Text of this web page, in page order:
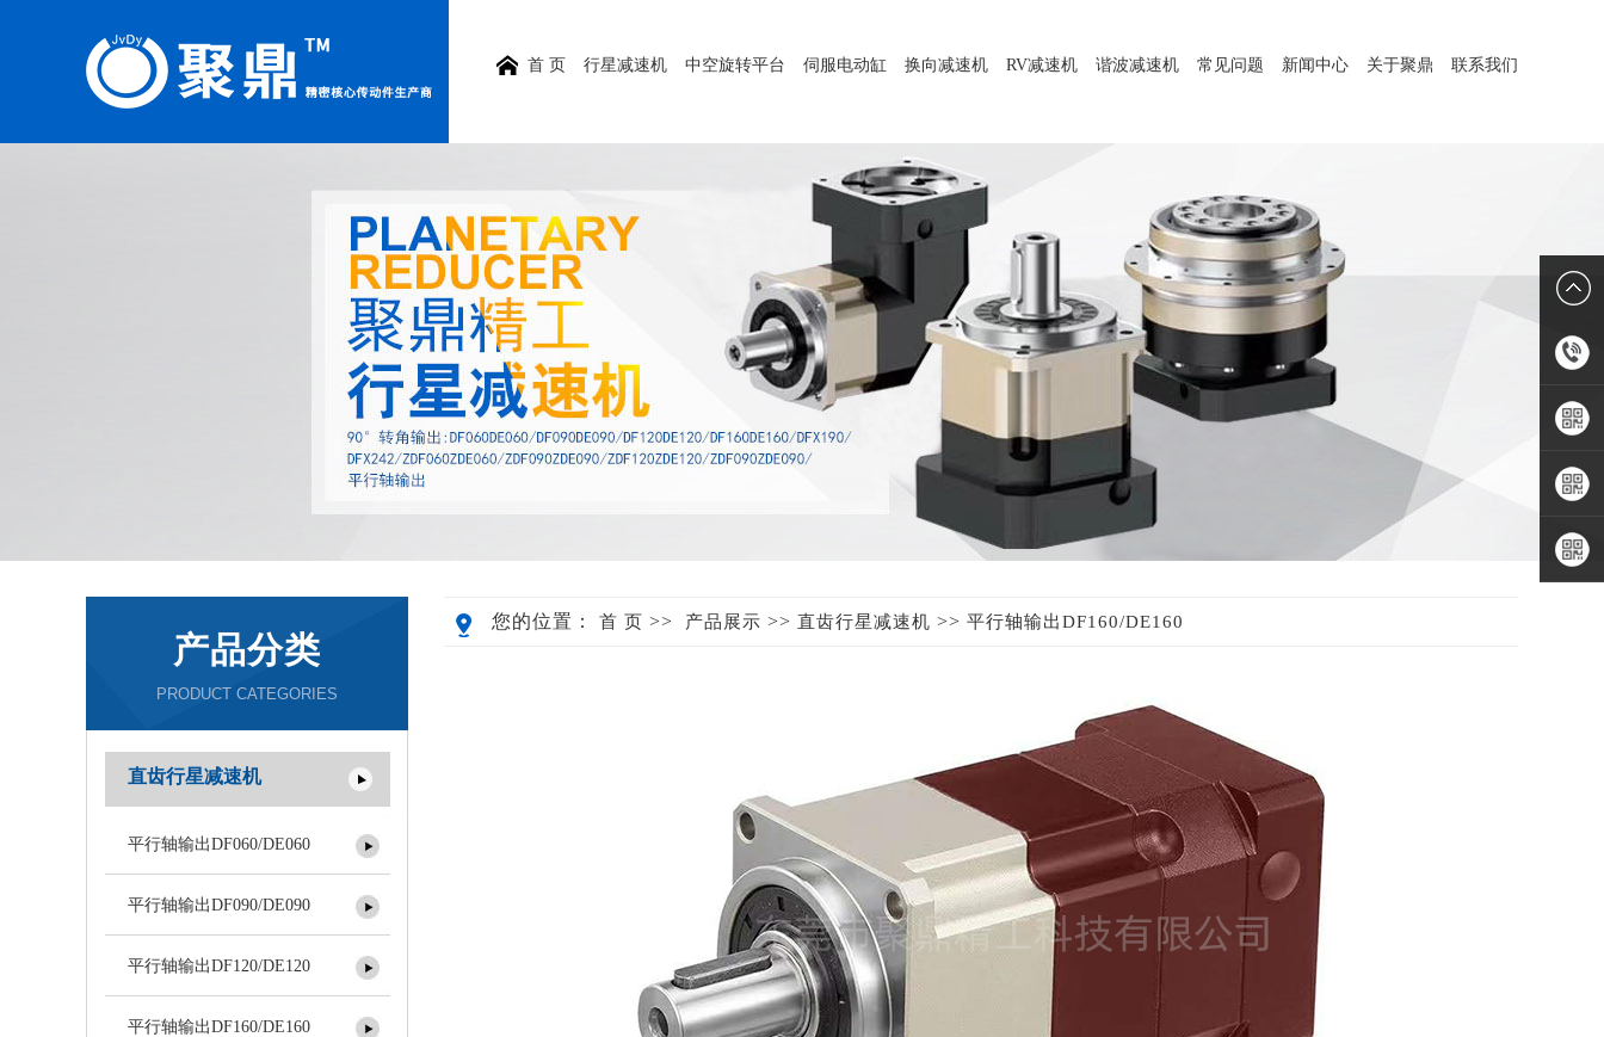
首 页 行星减速机 中空旋转平台 伺服电动缸 换向减速机 RV减速机 谐波减速机 常见问题 新闻中心 关于聚鼎 联系我们
产品分类
PRODUCT CATEGORIES
直齿行星减速机
平行轴输出DF060/DE060
平行轴输出DF090/DE090
平行轴输出DF120/DE120
平行轴输出DF160/DE160
您的位置： 首 页 >> 产品展示 >> 直齿行星减速机 >> 平行轴输出DF160/DE160
手机APP
二维码
微信公